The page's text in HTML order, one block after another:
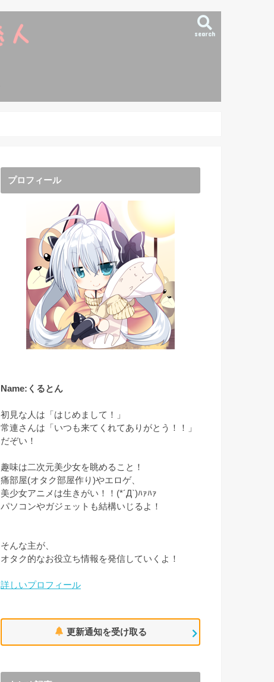
search
プロフィール
Name:くるとん
初見な人は「はじめまして！」
常連さんは「いつも来てくれてありがとう！！」
だぞい！
趣味は二次元美少女を眺めること！
痛部屋(オタク部屋作り)やエロゲ、
美少女アニメは生きがい！！(*´Д`)ﾊｧﾊｧ
パソコンやガジェットも結構いじるよ！
そんな主が、
オタク的なお役立ち情報を発信していくよ！
詳しいプロフィール
更新通知を受け取る